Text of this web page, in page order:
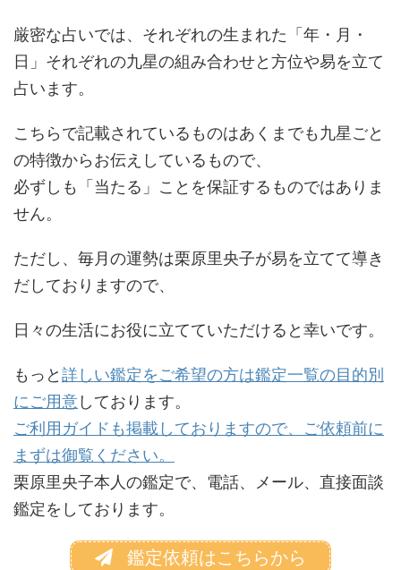
厳密な占いでは、それぞれの生まれた「年・月・
日」それぞれの九星の組み合わせと方位や易を立て
占います。
こちらで記載されているものはあくまでも九星ごと
の特徴からお伝えしているもので、
必ずしも「当たる」ことを保証するものではありま
せん。
ただし、毎月の運勢は栗原里央子が易を立てて導き
だしておりますので、
日々の生活にお役に立てていただけると幸いです。
もっと詳しい鑑定をご希望の方は鑑定一覧の目的別
にご用意しております。
ご利用ガイドも掲載しておりますので、ご依頼前に
まずは御覧ください。
栗原里央子本人の鑑定で、電話、メール、直接面談
鑑定をしております。
鑑定依頼はこちらから